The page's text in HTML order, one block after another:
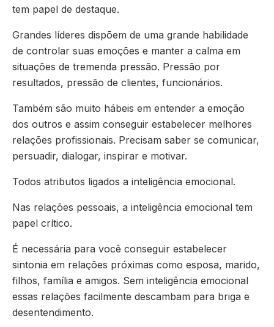
tem papel de destaque.
Grandes líderes dispõem de uma grande habilidade
de controlar suas emoções e manter a calma em
situações de tremenda pressão. Pressão por
resultados, pressão de clientes, funcionários.
Também são muito hábeis em entender a emoção
dos outros e assim conseguir estabelecer melhores
relações profissionais. Precisam saber se comunicar,
persuadir, dialogar, inspirar e motivar.
Todos atributos ligados a inteligência emocional.
Nas relações pessoais, a inteligência emocional tem
papel crítico.
É necessária para você conseguir estabelecer
sintonia em relações próximas como esposa, marido,
filhos, família e amigos. Sem inteligência emocional
essas relações facilmente descambam para briga e
desentendimento.